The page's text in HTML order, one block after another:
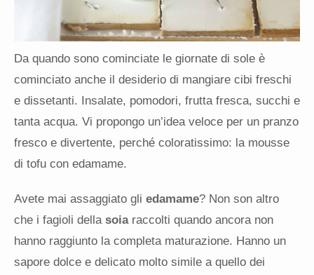
Da quando sono cominciate le giornate di sole è
cominciato anche il desiderio di mangiare cibi freschi
e dissetanti. Insalate, pomodori, frutta fresca, succhi e
tanta acqua. Vi propongo un’idea veloce per un pranzo
fresco e divertente, perché coloratissimo: la mousse
di tofu con edamame.
Avete mai assaggiato gli edamame? Non son altro
che i fagioli dellasoiaraccolti quando ancora non
hanno raggiunto la completa maturazione. Hanno un
sapore dolce e delicato molto simile a quello dei